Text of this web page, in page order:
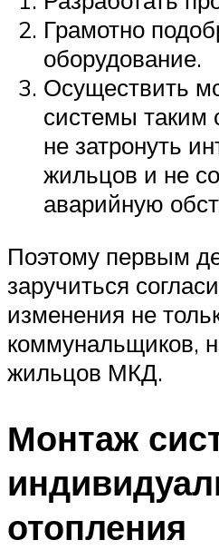
Грамотно
оборудование.
Осуществить
системы таким
не затронуть
жильцов и не
аварийную
Поэтому первым
заручиться
изменения не
коммунальщиков,
жильцов МКД.
Монтаж
отопления